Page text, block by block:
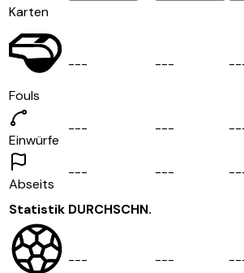
Karten
Fouls
--- --- --
Einwürfe
--- --- --
Abseits
--- --- --
Statistik DURCHSCHN.
--- --- --